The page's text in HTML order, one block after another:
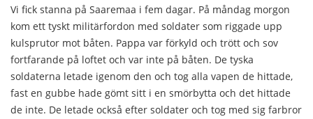
Vi fick stanna på Saaremaa i fem dagar. På måndag morgon
kom ett tyskt militärfordon med soldater som riggade upp
kulsprutor mot båten. Pappa var förkyld och trött och sov
fortfarande på loftet och var inte på båten. De tyska
soldaterna letade igenom den och tog alla vapen de hittade,
fast en gubbe hade gömt sitt i en smörbytta och det hittade
de inte. De letade också efter soldater och tog med sig farbror